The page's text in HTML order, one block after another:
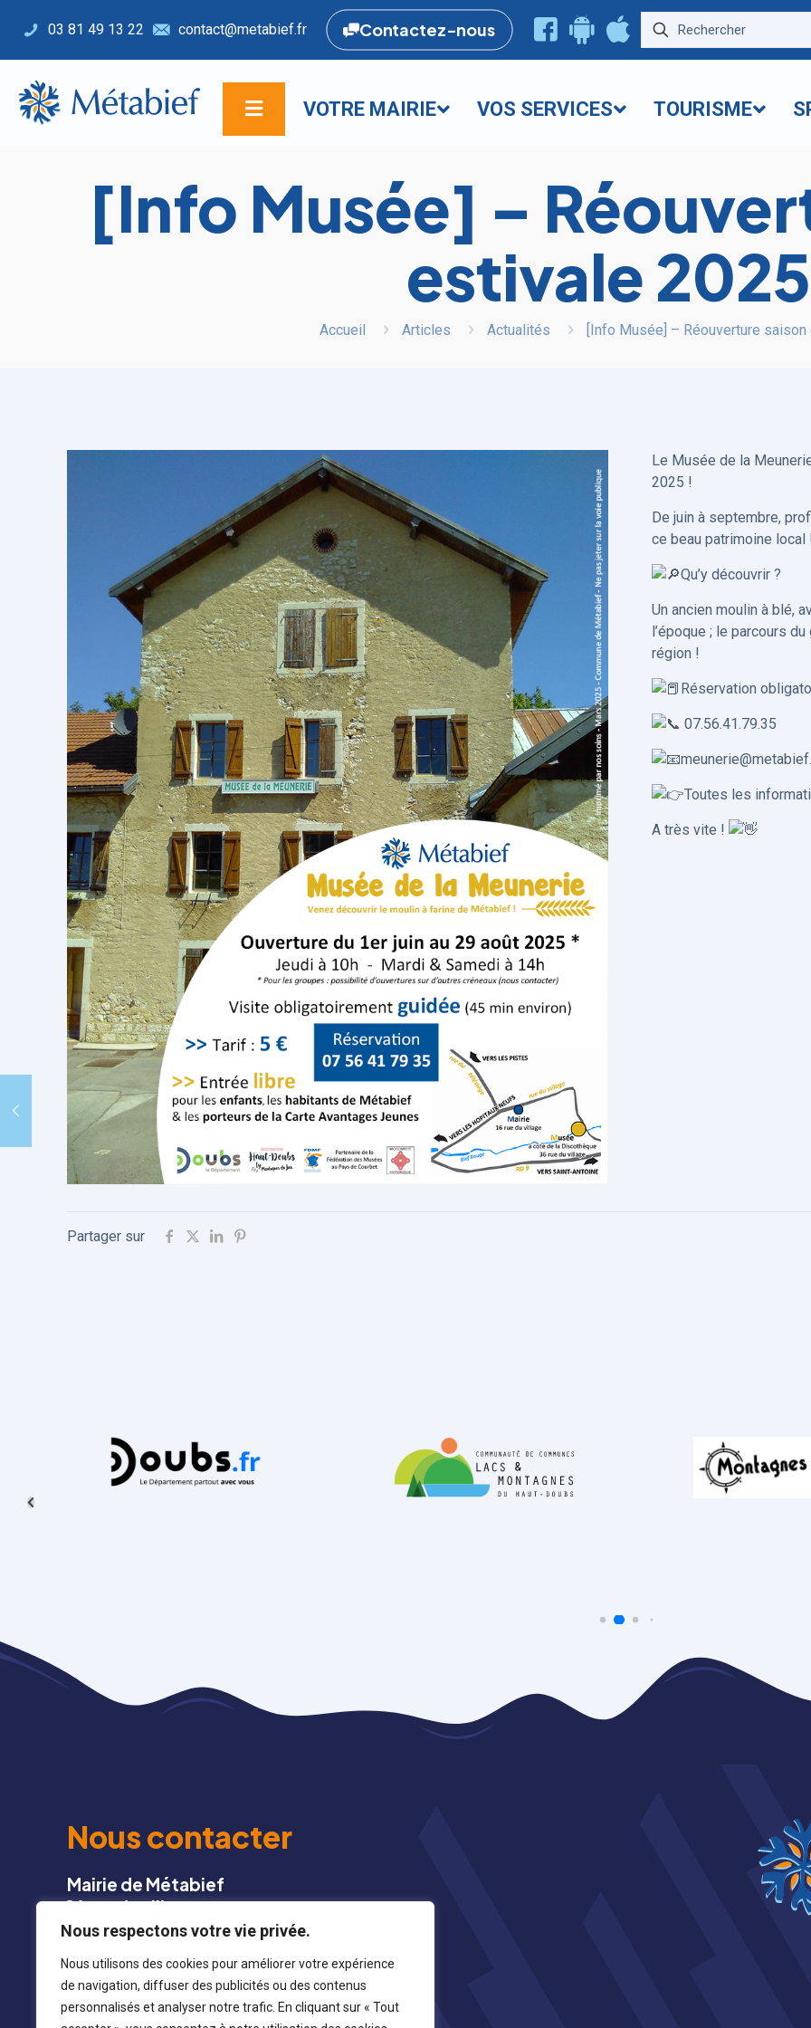
Nous respectons votre vie privée.
Nous utilisons des cookies pour améliorer votre expérience
de navigation, diffuser des publicités ou des contenus
personnalisés et analyser notre trafic. En cliquant sur « Tout
03 81 49 13 22 contact@metabief.fr Contactez-nous
VOTRE MAIRIE VOS SERVICES TOURISME
[Info Musée] –
estivale 2025
Accueil Articles Actualités [Info Musée] – Réouverture
Le Musée de la
2025 !
De juin à septembre,
ce beau patrimoine local
Qu’y découvrir ?
Un ancien moulin à blé,
l’époque ; le parcours
région !
Réservation
07.56.41.79.35
Toutes les
A très vite !
Partager sur
Nous contacter
Mairie de Métabief
16 rue du village
25 370 METABIEF
03 81 49 13 22
mairie@metabief.fr